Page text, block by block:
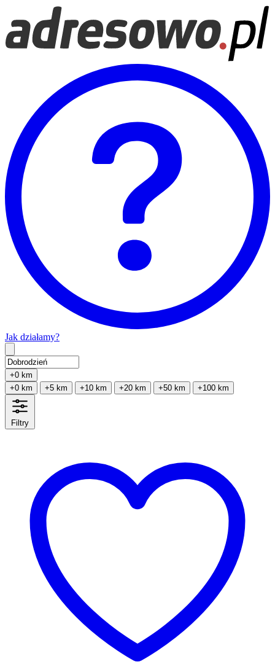
Jak działamy?
+0 km
+0 km
+5 km +10 km +20 km +50 km +100 km
Filtry